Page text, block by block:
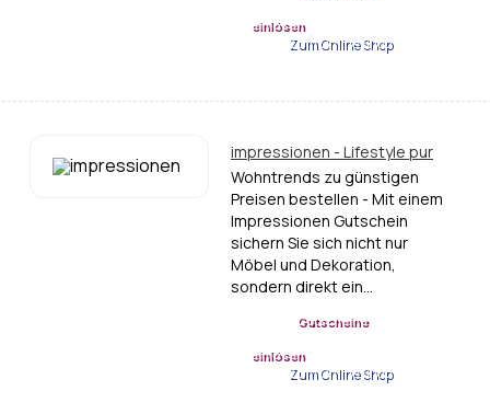
einlösen
Zum Online Shop
impressionen - Lifestyle pur
Wohntrends zu günstigen
Preisen bestellen - Mit einem
Impressionen Gutschein
sichern Sie sich nicht nur
Möbel und Dekoration,
sondern direkt ein…
Gutscheine
einlösen
Zum Online Shop